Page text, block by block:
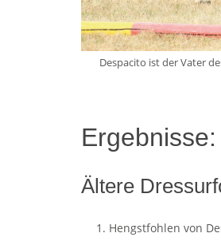
Despacito ist der Vater
Ergebnisse:
Ältere
Hengstfohlen von